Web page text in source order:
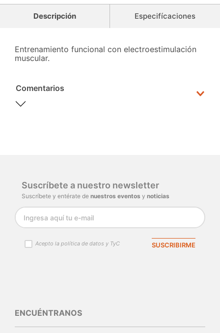
Descripción Especifícaciones
Entrenamiento funcional con electroestimulación
muscular.
Comentarios
Suscríbete a nuestro newsletter
Suscríbete y entérate de nuestros eventos y noticias
Acepto la política de datos y TyC SUSCRIBIRME
ENCUÉNTRANOS